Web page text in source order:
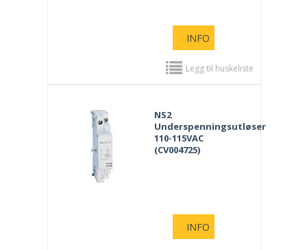
INFO
Legg til huskeliste
NS2
Underspenningsutløser
110-115VAC
(CV004725)
INFO